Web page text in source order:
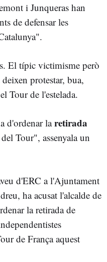
i Junqueras han
de defensar les
El típic victimisme però
protestar, bua,
Tour de l'estelada.
d'ordenar laretirada
Tour", assenyala un
d'ERC a l'Ajuntament
ha acusat l'alcalde de
la retirada de
de França aquest